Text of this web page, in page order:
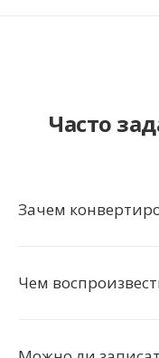
Часто
Зачем
Чем